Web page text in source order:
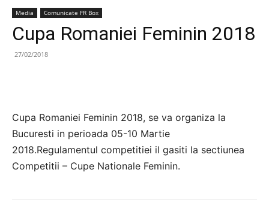
Media Comunicate FR Box
Cupa Romaniei Feminin 2018
27/02/2018
Cupa Romaniei Feminin 2018, se va organiza la
Bucuresti in perioada 05-10 Martie
2018.Regulamentul competitiei il gasiti la sectiunea
Competitii – Cupe Nationale Feminin.